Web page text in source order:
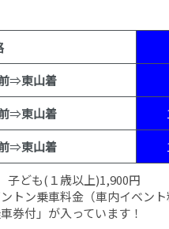
⇒東山着
⇒東山着
⇒東山着
ども(１歳以上)1,900円
トン乗車料金（車内イベン
券付」が入っています！